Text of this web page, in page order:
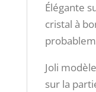
Élégante
cristal à
Joli
sur la